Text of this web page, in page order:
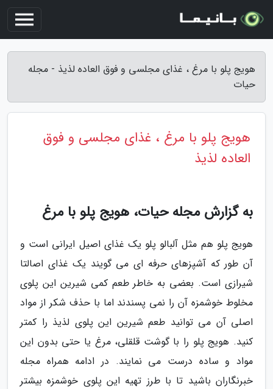
هویج پلو با مرغ ، غذای مجلسی و فوق العاده لذیذ - مجله
حیات
هویج پلو با مرغ ، غذای مجلسی و فوق
العاده لذیذ
به گزارش مجله حیات، هویج پلو با مرغ
هویج پلو هم مثل آلبالو پلو یک غذای اصیل ایرانی است و
آن طور که آشپزهای حرفه ای می گویند یک غذای اصالتا
شیرازی است. بعضی به خاطر طعم کمی شیرین این پلوی
مخلوط خوشمزه آن را نمی پسندند اما با حذف شکر از مواد
اصلی آن می توانید طعم شیرین این پلوی لذیذ را کمتر
کنید. هویج پلو را با گوشت قلقلی، مرغ یا حتی بدون این
مواد و ساده درست می نمایند. در ادامه همراه مجله
خبرنگاران باشید تا با طرز تهیه این پلوی خوشمزه بیشتر